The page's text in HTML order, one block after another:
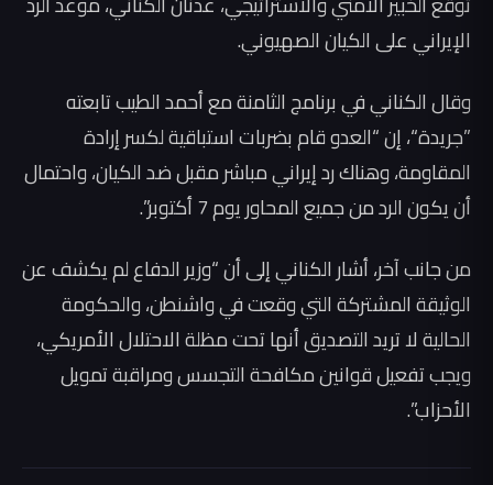
الإيراني على الكيان الصهيوني.
وقال الكناني في برنامج الثامنة مع أحمد الطيب تابعته
”جريدة“، إن “العدو قام بضربات استباقية لكسر إرادة
المقاومة، وهناك رد إيراني مباشر مقبل ضد الكيان، واحتمال
أن يكون الرد من جميع المحاور يوم 7 أكتوبر”.
من جانب آخر، أشار الكناني إلى أن “وزير الدفاع لم يكشف عن
الوثيقة المشتركة التي وقعت في واشنطن، والحكومة
الحالية لا تريد التصديق أنها تحت مظلة الاحتلال الأمريكي،
ويجب تفعيل قوانين مكافحة التجسس ومراقبة تمويل
الأحزاب”.